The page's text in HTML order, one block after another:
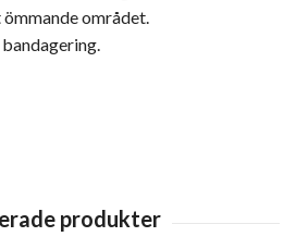
det ömmande området.